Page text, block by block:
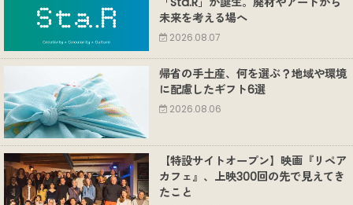
未来を考える場へ
2026.08.07
帰省の手土産、何を選ぶ？地域や環境
に配慮したギフト6選
2026.08.06
【特設サイトオープン】映画『リペア
カフェ』、上映300回の先で見えてき
たこと